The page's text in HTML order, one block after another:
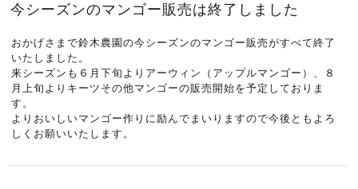
今シーズンのマンゴー販売は終了しました
おかげさまで鈴木農園の今シーズンのマンゴー販売がすべて終了
いたしました。
来シーズンも６月下旬よりアーウィン（アップルマンゴー）、８
月上旬よりキーツその他マンゴーの販売開始を予定しておりま
す。
よりおいしいマンゴー作りに励んでまいりますので今後ともよろ
しくお願いいたします。